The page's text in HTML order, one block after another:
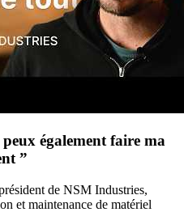
également faire ma
”
de NSM Industries,
et maintenance de matériel